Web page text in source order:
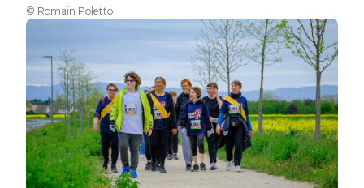
© Romain Poletto